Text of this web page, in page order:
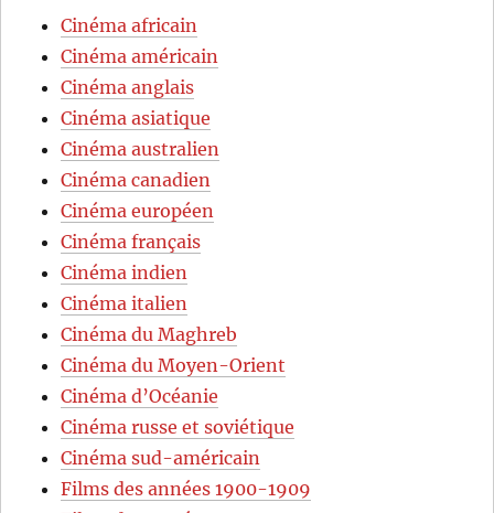
Cinéma africain
Cinéma américain
Cinéma anglais
Cinéma asiatique
Cinéma australien
Cinéma canadien
Cinéma européen
Cinéma français
Cinéma indien
Cinéma italien
Cinéma du Maghreb
Cinéma du Moyen-Orient
Cinéma d’Océanie
Cinéma russe et soviétique
Cinéma sud-américain
Films des années 1900-1909